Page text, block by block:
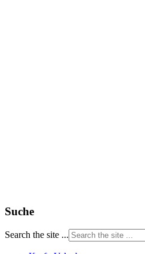
Suche
Search the site ...